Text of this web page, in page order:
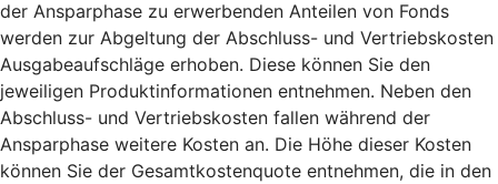
der Ansparphase zu erwerbenden Anteilen von Fonds
werden zur Abgeltung der Abschluss- und Vertriebskosten
Ausgabeaufschläge erhoben. Diese können Sie den
jeweiligen Produktinformationen entnehmen. Neben den
Abschluss- und Vertriebskosten fallen während der
Ansparphase weitere Kosten an. Die Höhe dieser Kosten
können Sie der Gesamtkostenquote entnehmen, die in den